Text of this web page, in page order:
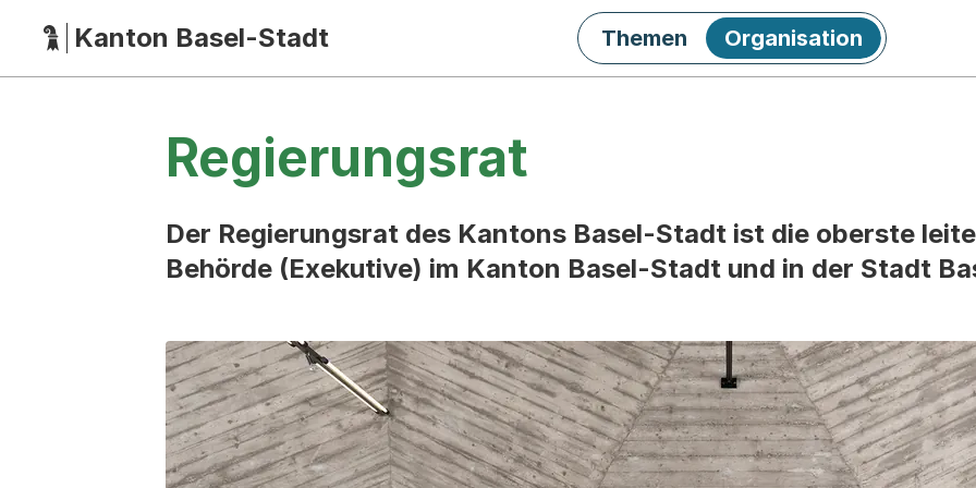
HauptnavigationKanton Basel-Stadt Themen Organisation
Regierungsrat
Der Regierungsrat des Kantons Basel-Stadt ist die oberste
Behörde (Exekutive) im Kanton Basel-Stadt und in der Stadt